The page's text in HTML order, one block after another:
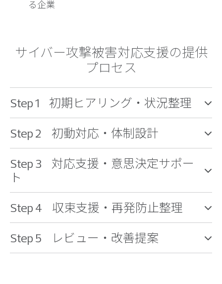
る企業
サイバー攻撃被害対応支援の提供
プロセス
Step 1 初期ヒアリング・状況整理
Step 2 初動対応・体制設計
Step 3 対応支援・意思決定サポー
ト
Step 4 収束支援・再発防止整理
Step 5 レビュー・改善提案